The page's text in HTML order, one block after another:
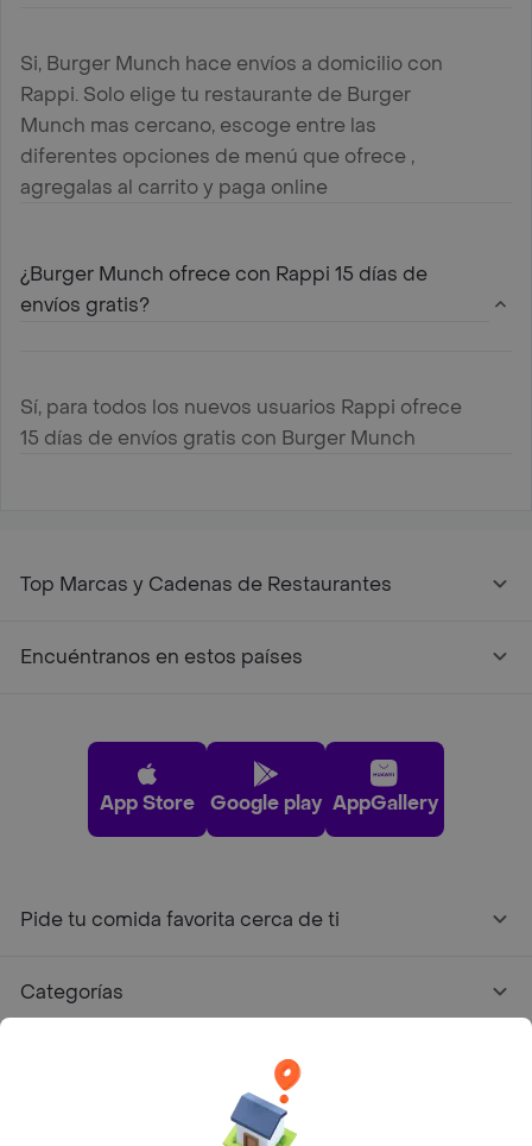
Si, Burger Munch hace envíos a domicilio con
Rappi. Solo elige tu restaurante de Burger
Munch mas cercano, escoge entre las
diferentes opciones de menú que ofrece ,
agregalas al carrito y paga online
¿Burger Munch ofrece con Rappi 15 días de
envíos gratis?
Sí, para todos los nuevos usuarios Rappi ofrece
15 días de envíos gratis con Burger Munch
Top Marcas y Cadenas de Restaurantes
Encuéntranos en estos países
App Store Google play AppGallery
Pide tu comida favorita cerca de ti
Categorías